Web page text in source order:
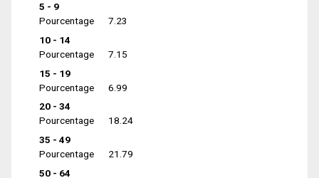
5 - 9
Pourcentage
7.23
10 - 14
Pourcentage
7.15
15 - 19
Pourcentage
6.99
20 - 34
Pourcentage
18.24
35 - 49
Pourcentage
21.79
50 - 64